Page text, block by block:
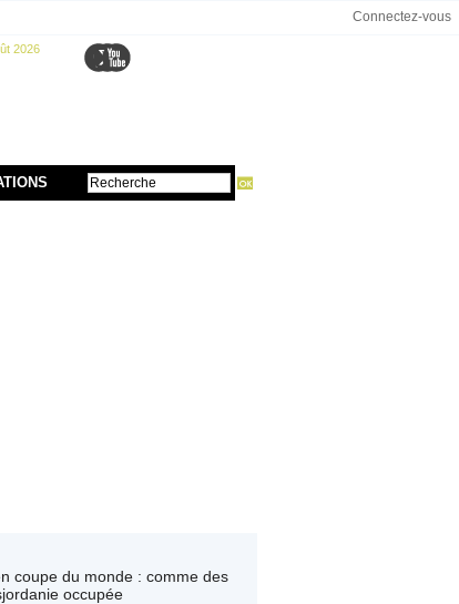
Connectez-vous
2026
coupe du monde : comme des
occupée